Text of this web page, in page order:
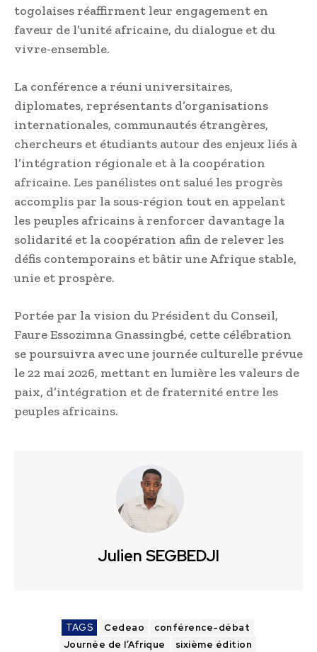
togolaises réaffirment leur engagement en
faveur de l’unité africaine, du dialogue et du
vivre-ensemble.
La conférence a réuni universitaires,
diplomates, représentants d’organisations
internationales, communautés étrangères,
chercheurs et étudiants autour des enjeux liés à
l’intégration régionale et à la coopération
africaine. Les panélistes ont salué les progrès
accomplis par la sous-région tout en appelant
les peuples africains à renforcer davantage la
solidarité et la coopération afin de relever les
défis contemporains et bâtir une Afrique stable,
unie et prospère.
Portée par la vision du Président du Conseil,
Faure Essozimna Gnassingbé, cette célébration
se poursuivra avec une journée culturelle prévue
le 22 mai 2026, mettant en lumière les valeurs de
paix, d’intégration et de fraternité entre les
peuples africains.
Julien SEGBEDJI
TAGS Cedeao
conférence-débat
Journée de l’Afrique
sixième édition